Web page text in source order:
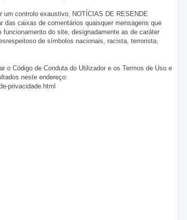
um controlo exaustivo, NOTÍCIAS DE RESENDE
das caixas de comentários quaisquer mensagens que
do site, designadamente as de caráter
de símbolos nacionais, racista, terrorista,
o Código de Conduta do Utilizador e os Termos de Uso e
neste endereço:
privacidade.html